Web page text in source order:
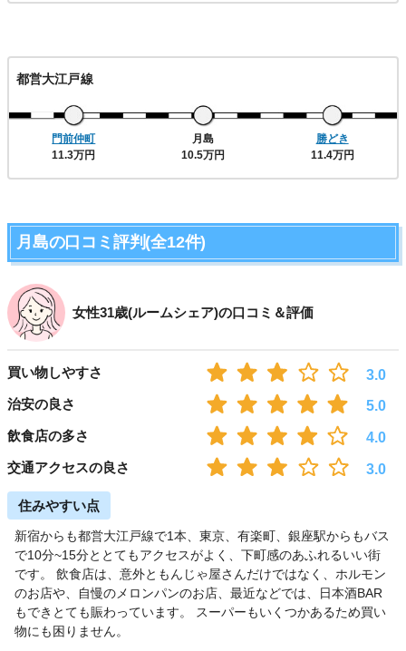
都営大江戸線
門前仲町
11.3万円
月島
10.5万円
勝どき
11.4万円
月島の口コミ評判(全12件)
女性31歳(ルームシェア)の口コミ＆評価
買い物しやすさ
3.0
治安の良さ
5.0
飲食店の多さ
4.0
交通アクセスの良さ
3.0
住みやすい点
新宿からも都営大江戸線で1本、東京、有楽町、銀座駅からもバス
で10分~15分ととてもアクセスがよく、下町感のあふれるいい街
です。 飲食店は、意外ともんじゃ屋さんだけではなく、ホルモン
のお店や、自慢のメロンパンのお店、最近などでは、日本酒BAR
もできとても賑わっています。 スーパーもいくつかあるため買い
物にも困りません。